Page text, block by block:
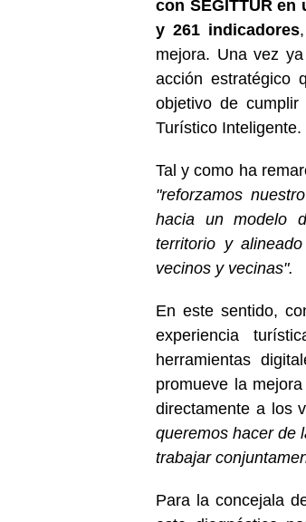
con SEGITTUR
y 261 indicadores
mejora. Una vez
acción estratégico
objetivo de
Turístico Inteligente.
Tal y como ha
"reforzamos
hacia un modelo
territorio y
vecinos y vecinas".
En este sentido,
experiencia
herramientas
promueve la
directamente a los
queremos hacer de
trabajar
Para la concejala